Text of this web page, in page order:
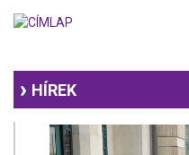
HÍREK